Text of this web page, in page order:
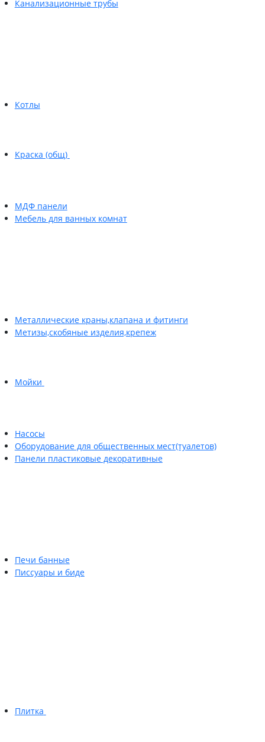
Канализационные трубы
Котлы
Краска (общ)
МДФ панели
Мебель для ванных комнат
Металлические краны,клапана и фитинги
Метизы,скобяные изделия,крепеж
Мойки
Насосы
Оборудование для общественных мест(туалетов)
Панели пластиковые декоративные
Печи банные
Писсуары и биде
Плитка